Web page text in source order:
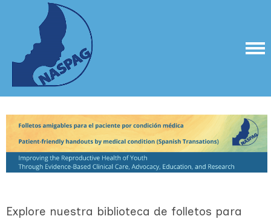
Explore nuestra biblioteca de folletos para